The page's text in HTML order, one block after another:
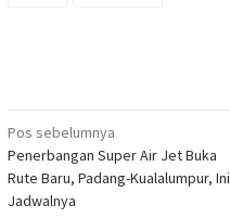
Navigasi
pos
Pos sebelumnya
Penerbangan Super Air Jet Buka
Rute Baru, Padang-Kualalumpur, Ini
Jadwalnya